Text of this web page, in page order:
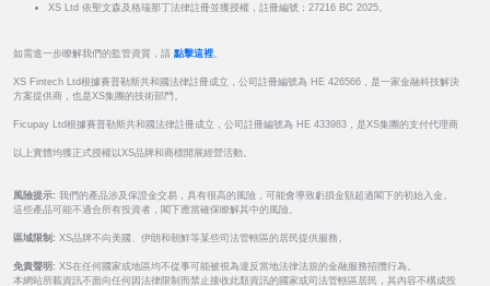
XS Ltd 依聖文森及格瑞那丁法律註冊並獲授權，註冊編號：27216 BC 2025。
如需進一步瞭解我們的監管資質，請 點擊這裡
XS Fintech Ltd根據賽普勒斯共和國法律註冊成立，公司註冊編號為 HE 426566，是一家金融科技解決
方案提供商，也是XS集團的技術部門。
Ficupay Ltd根據賽普勒斯共和國法律註冊成立，公司註冊編號為 HE 433983，是XS集團的支付代理商
以上實體均獲正式授權以XS品牌和商標開展經營活動。
風險提示: 我們的產品涉及保證金交易，具有很高的風險，可能會導致虧損金額超過閣下的初始入金。
這些產品可能不適合所有投資者，閣下應當確保瞭解其中的風險。
區域限制: XS品牌不向美國、伊朗和朝鮮等某些司法管轄區的居民提供服務。
免責聲明: XS在任何國家或地區均不從事可能被視為違反當地法律法規的金融服務招攬行為。
本網站所載資訊不面向任何因法律限制而禁止接收此類資訊的國家或司法管轄區居民，其內容不構成投